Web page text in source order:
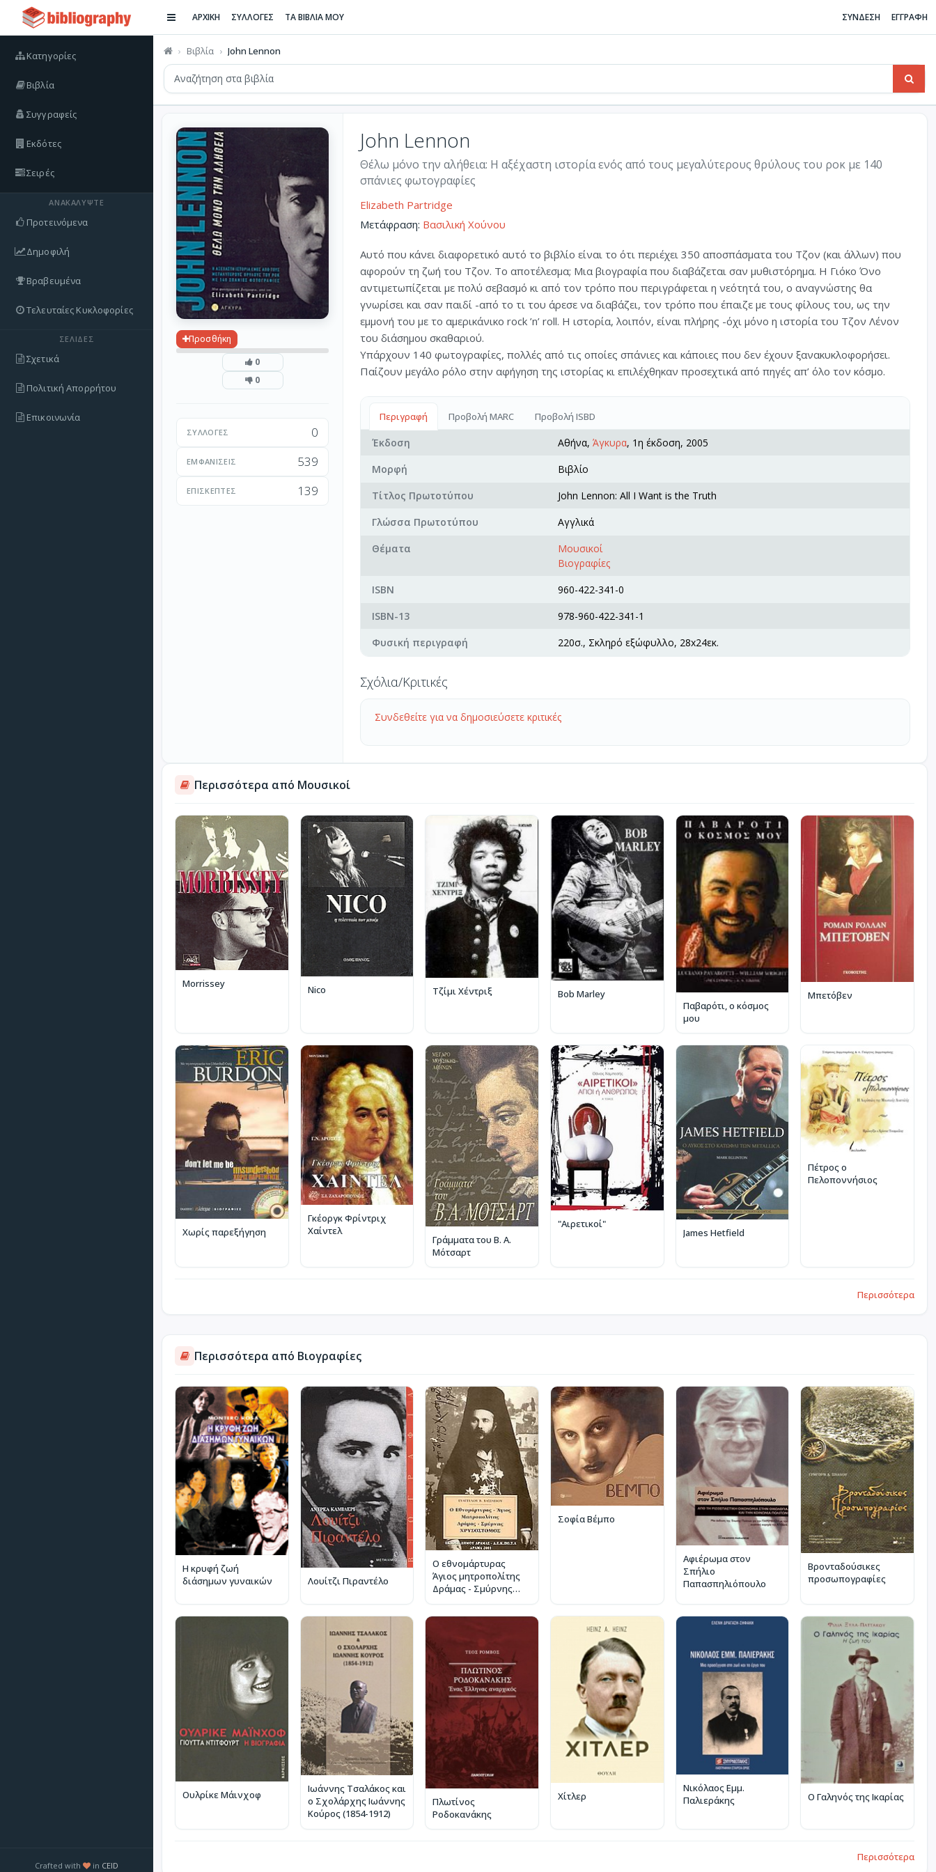
Κατηγορίες
Βιβλία
Συγγραφείς
Εκδότες
Σειρές
ΑΝΑΚΑΛΎΨΤΕ
Προτεινόμενα
Δημοφιλή
Βραβευμένα
Τελευταίες Κυκλοφορίες
ΣΕΛΊΔΕΣ
Σχετικά
Πολιτική Απορρήτου
Επικοινωνία
Crafted with in CEID
ΑΡΧΙΚΗ ΣΥΛΛΟΓΕΣ ΤΑ ΒΙΒΛΙΑ ΜΟΥ ΣΥΝΔΕΣΗ ΕΓΓΡΑΦΗ
Βιβλία John Lennon
Προσθήκη
0
0
ΣΥΛΛΟΓΈΣ 0
ΕΜΦΑΝΊΣΕΙΣ 539
ΕΠΙΣΚΈΠΤΕΣ 139
John Lennon
Θέλω μόνο την αλήθεια: Η αξέχαστη ιστορία ενός από τους μεγαλύτερους θρύλους του ροκ με 140
σπάνιες φωτογραφίες
Elizabeth Partridge
Μετάφραση: Βασιλική Χούνου
Αυτό που κάνει διαφορετικό αυτό το βιβλίο είναι το ότι περιέχει 350 αποσπάσματα του Τζον (και άλλων) που
αφορούν τη ζωή του Τζον. Το αποτέλεσμα; Μια βιογραφία που διαβάζεται σαν μυθιστόρημα. Η Γιόκο Όνο
αντιμετωπίζεται με πολύ σεβασμό κι από τον τρόπο που περιγράφεται η νεότητά του, ο αναγνώστης θα
γνωρίσει και σαν παιδί -από το τι του άρεσε να διαβάζει, τον τρόπο που έπαιζε με τους φίλους του, ως την
εμμονή του με το αμερικάνικο rock ’n’ roll. Η ιστορία, λοιπόν, είναι πλήρης -όχι μόνο η ιστορία του Τζον Λένον
του διάσημου σκαθαριού.
Υπάρχουν 140 φωτογραφίες, πολλές από τις οποίες σπάνιες και κάποιες που δεν έχουν ξανακυκλοφορήσει.
Παίζουν μεγάλο ρόλο στην αφήγηση της ιστορίας κι επιλέχθηκαν προσεχτικά από πηγές απ’ όλο τον κόσμο.
Περιγραφή Προβολή MARC Προβολή ISBD
Έκδοση Αθήνα, Άγκυρα, 1η έκδοση, 2005
Μορφή
Βιβλίο
Τίτλος Πρωτοτύπου
John Lennon: All I Want is the Truth
Γλώσσα Πρωτοτύπου
Αγγλικά
Θέματα
Μουσικοί
Βιογραφίες
ISBN
960-422-341-0
ISBN-13
978-960-422-341-1
Φυσική περιγραφή
220σ., Σκληρό εξώφυλλο, 28x24εκ.
Σχόλια/Κριτικές
Συνδεθείτε για να δημοσιεύσετε κριτικές
Περισσότερα από Μουσικοί
Morrissey
Nico Τζίμι Χέντριξ
Bob Marley
Παβαρότι, ο κόσμος
μου
Μπετόβεν
Χωρίς παρεξήγηση
Γκέοργκ Φρίντριχ
Χαίντελ
Γράμματα του Β. Α.
Μότσαρτ
"Αιρετικοί"
James Hetfield
Πέτρος ο
Πελοποννήσιος
Περισσότερα
Περισσότερα από Βιογραφίες
Η κρυφή ζωή
διάσημων γυναικών
Λουίτζι Πιραντέλο
Ο εθνομάρτυρας
Άγιος μητροπολίτης
Δράμας - Σμύρνης
Σοφία Βέμπο
Αφιέρωμα στον
Σπήλιο
Παπασπηλιόπουλο
Βρονταδούσικες
προσωπογραφίες
Ουλρίκε Μάινχοφ
Ιωάννης Τσαλάκος και
ο Σχολάρχης Ιωάννης
Κούρος (1854-1912)
Πλωτίνος
Ροδοκανάκης
Χίτλερ
Νικόλαος Εμμ.
Παλιεράκης
Ο Γαληνός της Ικαρίας
Περισσότερα